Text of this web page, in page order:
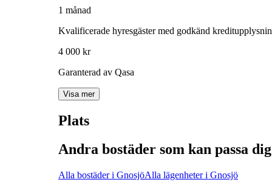
1 månad
Kvalificerade hyresgäster med godkänd
4 000 kr
Garanterad av Qasa
Visa mer
Plats
Andra bostäder som kan passa dig
Alla bostäder i GnosjöAlla lägenheter i Gnosjö